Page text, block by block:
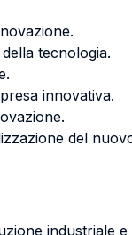
tecnologia.
innovativa.
del
industriale e